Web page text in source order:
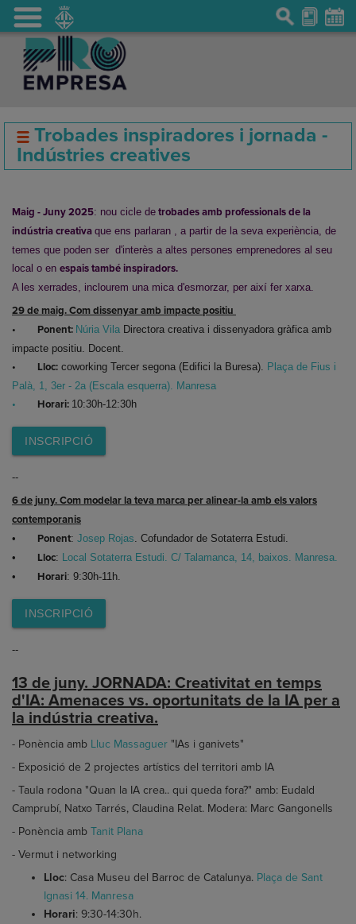
Trobades inspiradores i jornada -
Indústries creatives
Maig - Juny 2025: nou cicle de trobades amb professionals de la
indústria creativa que ens parlaran , a partir de la seva experiència, de
temes que poden ser d'interès a altes persones emprenedores al seu
local o en espais també inspiradors.
A les xerrades, inclourem una mica d'esmorzar, per així fer xarxa.
29 de maig. Com dissenyar amb impacte positiu
•
Ponent: Núria Vila Directora creativa i dissenyadora gràfica amb
impacte positiu. Docent.
• Lloc: coworking Tercer segona (Edifici la Buresa). Plaça de Fius i
Palà, 1, 3er - 2a (Escala esquerra). Manresa
• Horari: 10:30h-12:30h
INSCRIPCIÓ
--
6 de juny. Com modelar la teva marca per alinear-la amb els valors
contemporanis
• Ponent: Josep Rojas. Cofundador de Sotaterra Estudi.
•
Lloc: Local Sotaterra Estudi. C/ Talamanca, 14, baixos. Manresa.
•
Horari: 9:30h-11h.
INSCRIPCIÓ
--
13 de juny. JORNADA: Creativitat en temps
d'IA: Amenaces vs. oportunitats de la IA per a
la indústria creativa.
- Ponència amb Lluc Massaguer "IAs i ganivets"
- Exposició de 2 projectes artístics del territori amb IA
- Taula rodona "Quan la IA crea.. qui queda fora?" amb: Eudald
Camprubí, Natxo Tarrés, Claudina Relat. Modera: Marc Gangonells
- Ponència amb Tanit Plana
- Vermut i networking
Lloc: Casa Museu del Barroc de Catalunya. Plaça de Sant
Ignasi 14. Manresa
Horari: 9:30-14:30h.